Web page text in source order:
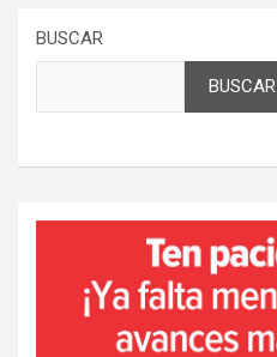
BUSCAR
BUSCAR